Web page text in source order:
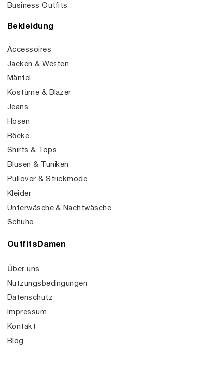
Business Outfits
Bekleidung
Accessoires
Jacken & Westen
Mäntel
Kostüme & Blazer
Jeans
Hosen
Röcke
Shirts & Tops
Blusen & Tuniken
Pullover & Strickmode
Kleider
Unterwäsche & Nachtwäsche
Schuhe
OutfitsDamen
Über uns
Nutzungsbedingungen
Datenschutz
Impressum
Kontakt
Blog